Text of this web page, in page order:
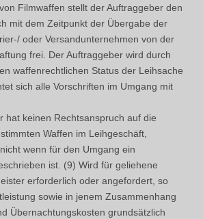
Filmwaffen stellt der Auftraggeber den
mit dem Zeitpunkt der Übergabe der
oder Versandunternehmen von der
frei. Der Auftraggeber wird durch
waffenrechtlichen Status der Leihsache
sich alle Vorschriften im Umgang mit
hat keinen Rechtsanspruch auf die
Waffen im Leihgeschäft,
wenn für den Umgang ein
ist. (9) Wird für geliehene
erforderlich oder angefordert, so
sowie in jenem Zusammenhang
Übernachtungskosten grundsätzlich